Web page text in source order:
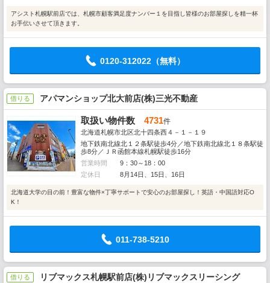
アシスト札幌駅前店では、札幌市顧客満足度ナンバー１を目指し皆様のお部屋探しを精一杯
お手伝いさせて頂きます。
0120-312022（無料）
借りる アパマンショップ北大前店(株)三光不動産
取扱い物件数 4731件
北海道札幌市北区北十四条西４－１－１９
地下鉄南北線北１２条駅徒歩4分／地下鉄南北線北１８条駅徒
歩8分／ＪＲ函館本線札幌駅徒歩16分
営業時間
9：30～18：00
定休日
8月14日、15日、16日
北海道大学の目の前！豊富な物件×丁寧サポートで安心のお部屋探し！英語・中国語対応O
K！
011-738-5210
借りる リブマックス札幌駅前店(株)リブマックスリーシング